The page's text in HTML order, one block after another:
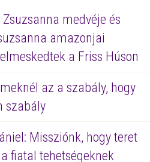
medvéje és
amazonjai
a Friss Húson
az a szabály, hogy
szabály
Missziónk, hogy teret
fiatal tehetségeknek